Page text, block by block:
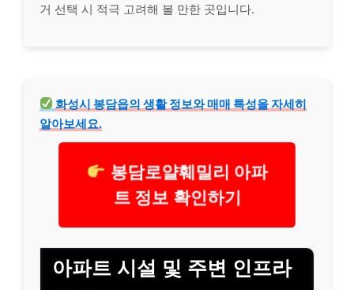
거 선택 시 적극 고려해 볼 만한 곳입니다.
화성시 봉담읍의 생활 정보와 매매 특성을 자세히
알아보세요.
봉담로얄훼밀리 아파
트 정보 확인하기
아파트 시설 및 주변 인프라